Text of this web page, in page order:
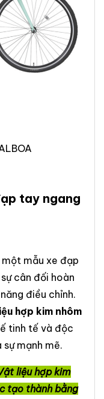
tay ngang
một mẫu xe đạp
cân đối hoàn
điều chỉnh.
hợp kim nhôm
tinh tế và độc
mạnh mẽ.
liệu hợp kim
tạo thành bằng